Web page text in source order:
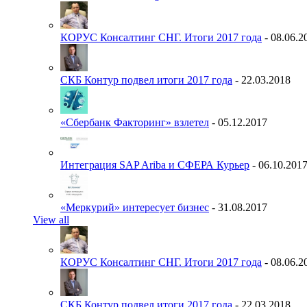
КОРУС Консалтинг СНГ. Итоги 2017 года -
СКБ Контур подвел итоги 2017 года - 22.03.2018
«Сбербанк Факторинг» взлетел - 05.12.2017
Интеграция SAP Ariba и СФЕРА Курьер - 06.10.2017
«Меркурий» интересует бизнес - 31.08.2017
View all
КОРУС Консалтинг СНГ. Итоги 2017 года -